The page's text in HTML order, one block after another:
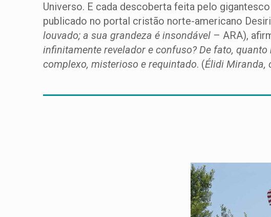
Universo. E cada descoberta feita pelo
publicado no portal cristão norte-americano
louvado; a sua grandeza é insondável – ARA),
infinitamente revelador e confuso? De fato,
complexo, misterioso e requintado. (Élidi Miranda,